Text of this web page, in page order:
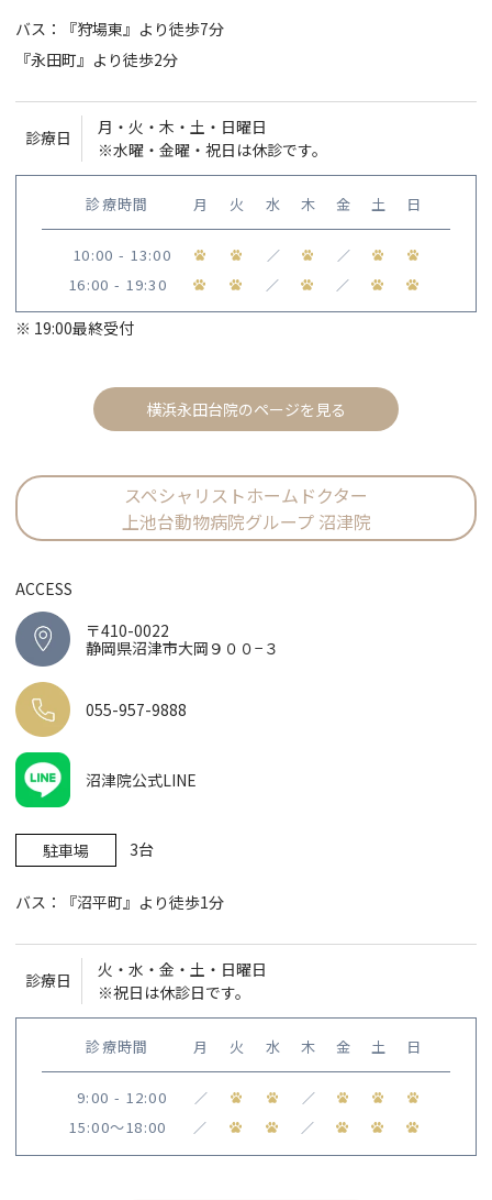
バス：『狩場東』より徒歩7分
『永田町』より徒歩2分
診療日
月・火・木・土・日曜日
※水曜・金曜・祝日は休診です。
診療時間 月 火 水 木 金 土 日
10:00 - 13:00 ／ ／
16:00 - 19:30 ／ ／
※ 19:00最終受付
横浜永田台院のページを見る
スペシャリストホームドクター
上池台動物病院グループ 沼津院
ACCESS
〒410-0022
静岡県沼津市大岡９００−３
055-957-9888
沼津院公式LINE
駐車場 3台
バス：『沼平町』より徒歩1分
診療日
火・水・金・土・日曜日
※祝日は休診日です。
診療時間 月 火 水 木 金 土 日
9:00 - 12:00 ／ ／
15:00〜18:00 ／ ／